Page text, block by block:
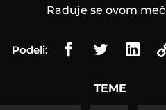
Raduje se ovom
Podeli:
TEME